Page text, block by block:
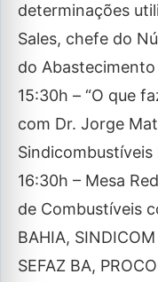
determinações
Sales, chefe do
do Abastecimento
15:30h – “O que
com Dr. Jorge
Sindicombustíveis
16:30h – Mesa
de Combustíveis
BAHIA,
SEFAZ BA,